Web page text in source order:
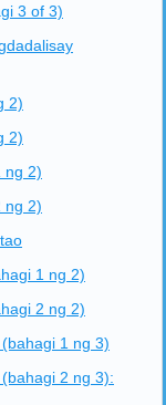
3 of 3)
2)
2)
ng 2)
ng 2)
1 ng 2)
2 ng 2)
1 ng 3)
2 ng 3):